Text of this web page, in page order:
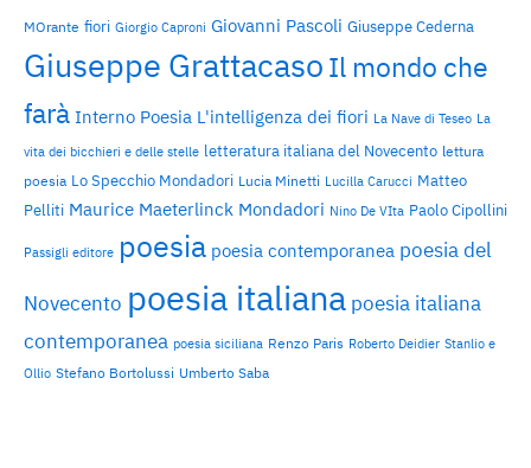
MOrante fiori Giorgio Caproni Giovanni Pascoli Giuseppe Cederna
Giuseppe Grattacaso Il mondo che
farà Interno Poesia L'intelligenza dei fiori La Nave di Teseo La
vita dei bicchieri e delle stelle letteratura italiana del Novecento lettura
poesia Lo Specchio Mondadori Lucia Minetti Lucilla Carucci Matteo
Pelliti Maurice Maeterlinck Mondadori Nino De VIta Paolo Cipollini
Passigli editore poesia poesia contemporanea poesia del
Novecento poesia italiana poesia italiana
contemporanea poesia siciliana Renzo Paris Roberto Deidier Stanlio e
Ollio Stefano Bortolussi Umberto Saba